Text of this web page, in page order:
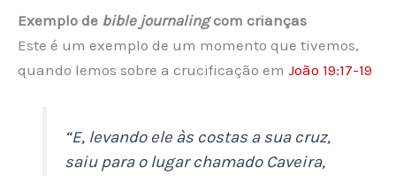
Exemplo de bible journalingcom crianças
Este é um exemplo de um momento que tivemos,
quando lemos sobre a crucificação em João 19:17-19
“E, levando ele às costas a sua cruz,
saiu para o lugar chamado Caveira,